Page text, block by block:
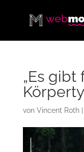
„Es gibt
von Vincent Roth|